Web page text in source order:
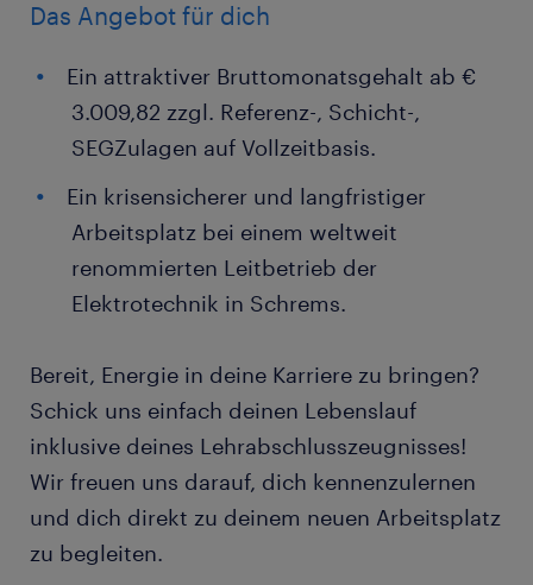
Das Angebot für dich
Ein attraktiver Bruttomonatsgehalt ab €
3.009,82 zzgl. Referenz-, Schicht-,
SEGZulagen auf Vollzeitbasis.
Ein krisensicherer und langfristiger
Arbeitsplatz bei einem weltweit
renommierten Leitbetrieb der
Elektrotechnik in Schrems.
Bereit, Energie in deine Karriere zu bringen?
Schick uns einfach deinen Lebenslauf
inklusive deines Lehrabschlusszeugnisses!
Wir freuen uns darauf, dich kennenzulernen
und dich direkt zu deinem neuen Arbeitsplatz
zu begleiten.